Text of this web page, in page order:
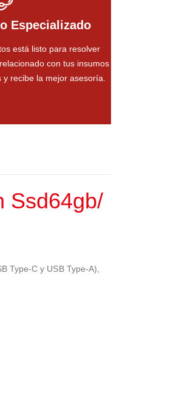
Especializado
está listo para resolver
con tus insumos
recibe la mejor asesoría.
Ssd64gb/
Type-C y USB Type-A),